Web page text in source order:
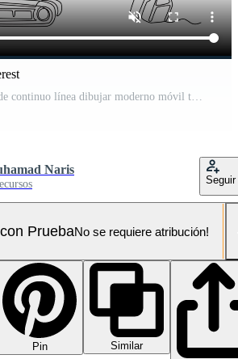
animado yo dibujo de continuo línea dibujar moderno móvil tractor grua. industrial construcción o agrícola vehículo enfatizando cabina y largo extendido auge brazo. lleno longitud uno línea animación Vídeo Pro
Naris
Seguir
PruebaNo se requiere atribución!
Pin
Similar